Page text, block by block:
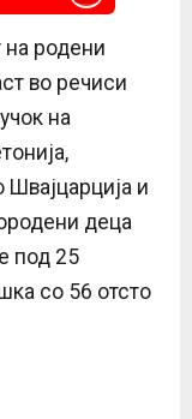
на родени
во речиси
на
Швајцарција и
деца
под 25
со 56 отсто